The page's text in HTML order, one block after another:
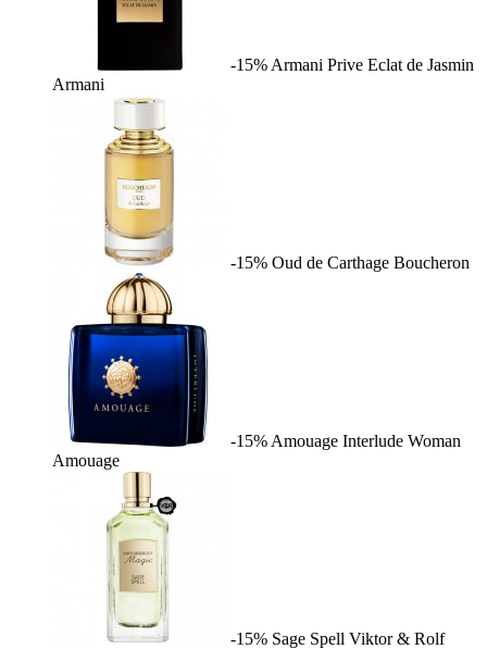
-15% Armani Prive Eclat de Jasmin
Armani
-15% Oud de Carthage Boucheron
-15% Amouage Interlude Woman
Amouage
-15% Sage Spell Viktor & Rolf